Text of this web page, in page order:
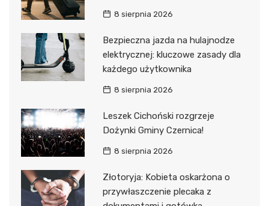
8 sierpnia 2026
Bezpieczna jazda na hulajnodze
elektrycznej: kluczowe zasady dla
każdego użytkownika
8 sierpnia 2026
Leszek Cichoński rozgrzeje
Dożynki Gminy Czernica!
8 sierpnia 2026
Złotoryja: Kobieta oskarżona o
przywłaszczenie plecaka z